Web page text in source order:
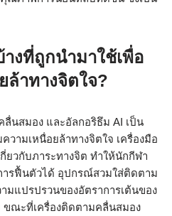
งที่ถูกนำมาใช้เพื่อ
ล้าทางจิตใจ?
นสมอง และอัลกอริธึม AI เป็น
วามเหนื่อยล้าทางจิตใจ เครื่องมือ
ยวกับภาระทางจิต ทำให้นักกีฬา
ารฟื้นตัวได้ อุปกรณ์สวมใส่ติดตาม
แปรปรวนของอัตราการเต้นของ
ณะที่เครื่องติดตามคลื่นสมอง